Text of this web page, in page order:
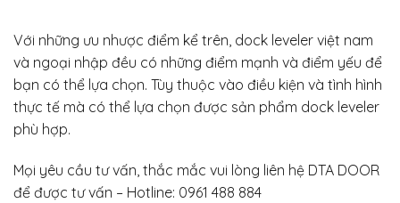
Với những ưu nhược điểm kể trên, dock leveler việt nam
và ngoại nhập đều có những điểm mạnh và điểm yếu để
bạn có thể lựa chọn. Tùy thuộc vào điều kiện và tình hình
thực tế mà có thể lựa chọn được sản phẩm dock leveler
phù hợp.
Mọi yêu cầu tư vấn, thắc mắc vui lòng liên hệ DTA DOOR
để được tư vấn – Hotline: 0961 488 884